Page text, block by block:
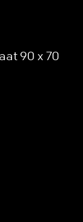
90 x 70